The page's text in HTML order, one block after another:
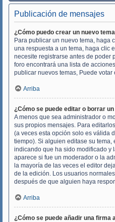
Publicación de mensajes
¿Cómo puedo crear un nuevo
Para publicar un nuevo tema, haga
una respuesta a un tema, haga clic
necesite registrarse antes de poder
foro encontrará una lista de
publicar nuevos temas, Puede votar
Arriba
¿Cómo se puede editar o borrar
A menos que sea administrador o
sus propios mensajes. Para
(a veces esta opción solo es válida
tiempo). Si alguien editase su
indicando que ha sido modificado y
aparece si fue un moderador o la
la mayoría de las veces el editor
de la edición. Los usuarios
después de que alguien haya
Arriba
¿Cómo se puede añadir una firma